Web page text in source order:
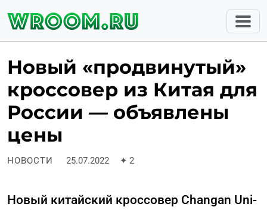
Новый «продвинутый»
кроссовер из Китая для
России — объявлены
цены
НОВОСТИ 25.07.2022 ✦ 2
Новый китайский кроссовер Changan Uni-